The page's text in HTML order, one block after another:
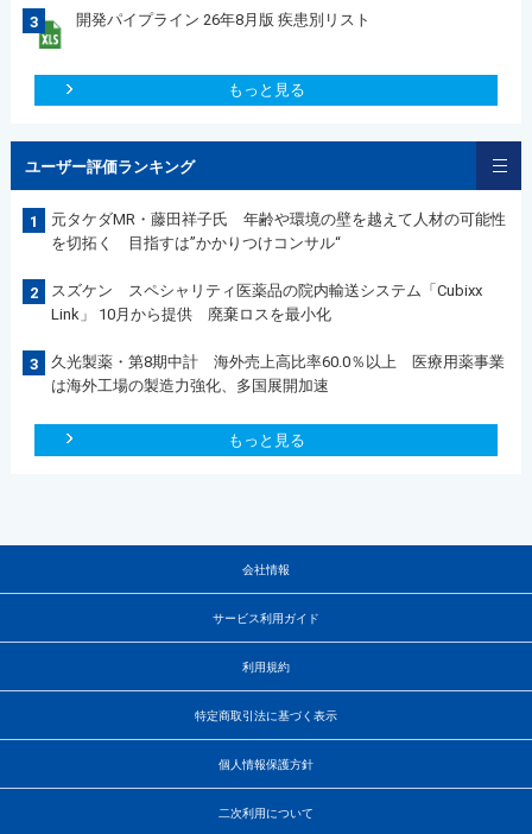
3 開発パイプライン 26年8月版 疾患別リスト
もっと見る
ユーザー評価ランキング
1
元タケダMR・藤田祥子氏 年齢や環境の壁を越えて人材の可能性
を切拓く 目指すは”かかりつけコンサル“
2
スズケン スペシャリティ医薬品の院内輸送システム「Cubixx
Link」 10月から提供 廃棄ロスを最小化
3
久光製薬・第8期中計 海外売上高比率60.0％以上 医療用薬事業
は海外工場の製造力強化、多国展開加速
もっと見る
会社情報
サービス利用ガイド
利用規約
特定商取引法に基づく表示
個人情報保護方針
二次利用について